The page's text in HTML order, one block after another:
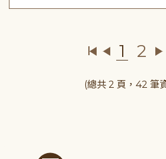
1 2
(總共 2 頁，42 筆